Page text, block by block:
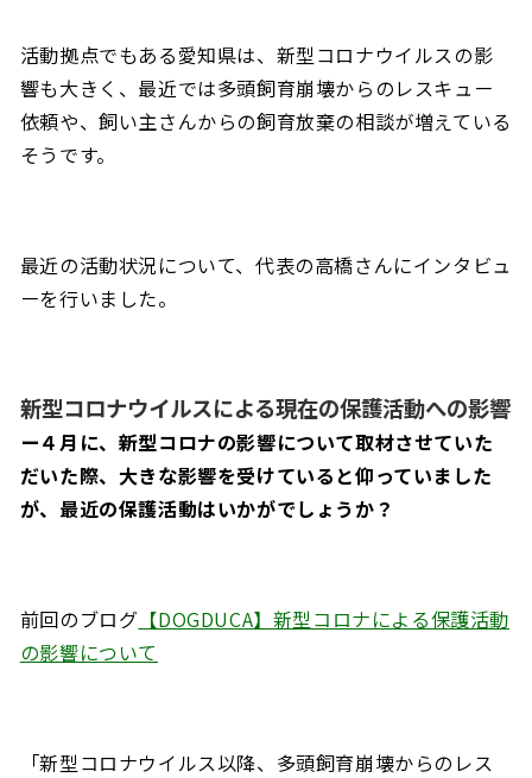
活動拠点でもある愛知県は、新型コロナウイルスの影
響も大きく、最近では多頭飼育崩壊からのレスキュー
依頼や、飼い主さんからの飼育放棄の相談が増えている
そうです。
最近の活動状況について、代表の高橋さんにインタビュ
ーを行いました。
新型コロナウイルスによる現在の保護活動への影響
ー４月に、新型コロナの影響について取材させていた
だいた際、大きな影響を受けていると仰っていました
が、 最近の保護活動はいかがでしょうか？
前回のブログ 【DOGDUCA】新型コロナによる保護活動
の影響について
「新型コロナウイルス以降、多頭飼育崩壊からのレス